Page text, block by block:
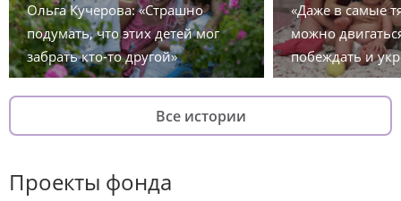
Ольга Кучерова: «Страшно
подумать, что этих детей мог
забрать кто-то другой»
«Даже в самые
можно
побеждать и
Все истории
Проекты фонда